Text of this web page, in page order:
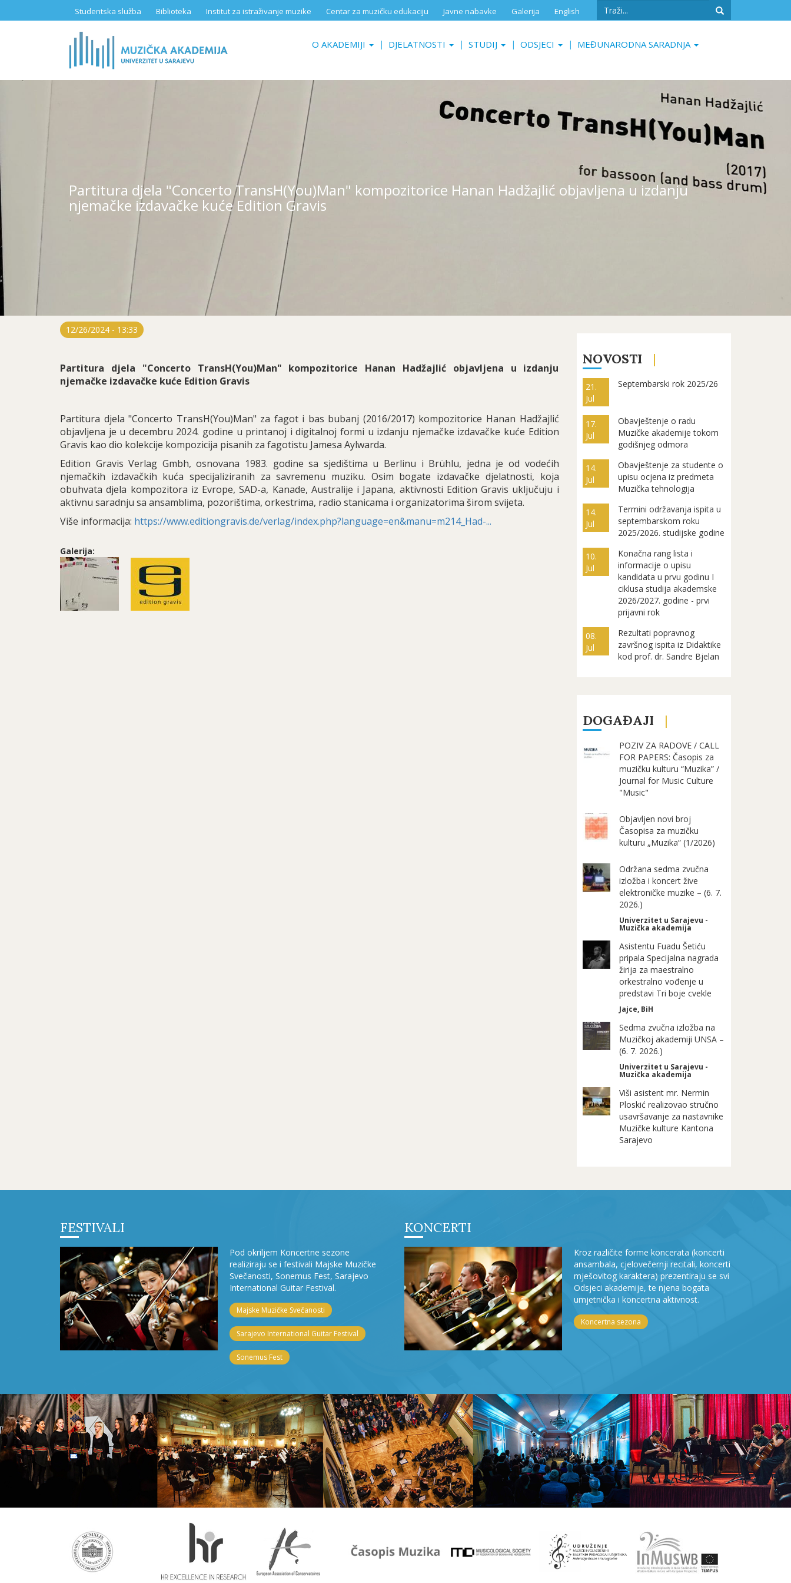
Studentska služba Biblioteka Institut za istraživanje muzike Centar za muzičku edukaciju Javne nabavke Galerija English
Search
O AKADEMIJI DJELATNOSTI STUDIJ ODSJECI MEĐUNARODNA SARADNJA
Partitura djela "Concerto TransH(You)Man" kompozitorice Hanan Hadžajlić objavljena u izdanju
njemačke izdavačke kuće Edition Gravis
12/26/2024 - 13:33
Partitura djela "Concerto TransH(You)Man" kompozitorice Hanan Hadžajlić objavljena u izdanju
njemačke izdavačke kuće Edition Gravis
Partitura djela "Concerto TransH(You)Man" za fagot i bas bubanj (2016/2017) kompozitorice Hanan Hadžajlić
objavljena je u decembru 2024. godine u printanoj i digitalnoj formi u izdanju njemačke izdavačke kuće Edition
Gravis kao dio kolekcije kompozicija pisanih za fagotistu Jamesa Aylwarda.
Edition Gravis Verlag Gmbh, osnovana 1983. godine sa sjedištima u Berlinu i Brühlu, jedna je od vodećih
njemačkih izdavačkih kuća specijaliziranih za savremenu muziku. Osim bogate izdavačke djelatnosti, koja
obuhvata djela kompozitora iz Evrope, SAD-a, Kanade, Australije i Japana, aktivnosti Edition Gravis uključuju i
aktivnu saradnju sa ansamblima, pozorištima, orkestrima, radio stanicama i organizatorima širom svijeta.
Više informacija: https://www.editiongravis.de/verlag/index.php?language=en&manu=m214_Had-...
Galerija:
NOVOSTI
21.
Jul
Septembarski rok 2025/26
17.
Jul
Obavještenje o radu
Muzičke akademije tokom
godišnjeg odmora
14.
Jul
Obavještenje za studente o
upisu ocjena iz predmeta
Muzička tehnologija
14.
Jul
Termini održavanja ispita u
septembarskom roku
2025/2026. studijske godine
10.
Jul
Konačna rang lista i
informacije o upisu
kandidata u prvu godinu I
ciklusa studija akademske
2026/2027. godine - prvi
prijavni rok
08.
Jul
Rezultati popravnog
završnog ispita iz Didaktike
kod prof. dr. Sandre Bjelan
DOGAĐAJI
POZIV ZA RADOVE / CALL
FOR PAPERS: Časopis za
muzičku kulturu “Muzika” /
Journal for Music Culture
"Music"
Objavljen novi broj
Časopisa za muzičku
kulturu „Muzika“ (1/2026)
Održana sedma zvučna
izložba i koncert žive
elektroničke muzike – (6. 7.
2026.)
Univerzitet u Sarajevu -
Muzička akademija
Asistentu Fuadu Šetiću
pripala Specijalna nagrada
žirija za maestralno
orkestralno vođenje u
predstavi Tri boje cvekle
Jajce, BiH
Sedma zvučna izložba na
Muzičkoj akademiji UNSA –
(6. 7. 2026.)
Univerzitet u Sarajevu -
Muzička akademija
Viši asistent mr. Nermin
Ploskić realizovao stručno
usavršavanje za nastavnike
Muzičke kulture Kantona
Sarajevo
FESTIVALI
Pod okriljem Koncertne sezone
realiziraju se i festivali Majske Muzičke
Svečanosti, Sonemus Fest, Sarajevo
International Guitar Festival.
Majske Muzičke Svečanosti
Sarajevo International Guitar Festival
Sonemus Fest
KONCERTI
Kroz različite forme koncerata (koncerti
ansambala, cjelovečernji recitali, koncerti
mješovitog karaktera) prezentiraju se svi
Odsjeci akademije, te njena bogata
umjetnička i koncertna aktivnost.
Koncertna sezona